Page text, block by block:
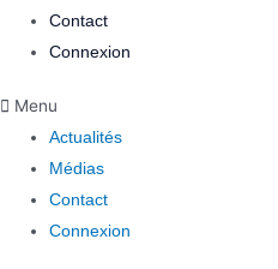
Contact
Connexion
Menu
Actualités
Médias
Contact
Connexion